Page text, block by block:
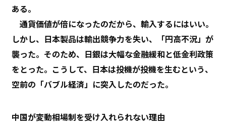
ある。
通貨価値が倍になったのだから、輸入するにはいい。
しかし、日本製品は輸出競争力を失い、「円高不況」が
襲った。そのため、日銀は大幅な金融緩和と低金利政策
をとった。こうして、日本は投機が投機を生むという、
空前の「バブル経済」に突入したのだった。
中国が変動相場制を受け入れられない理由